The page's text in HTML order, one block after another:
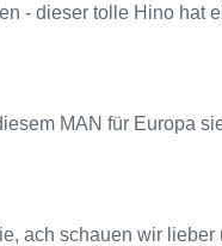
- dieser tolle Hino hat
MAN für Europa
, ach schauen wir